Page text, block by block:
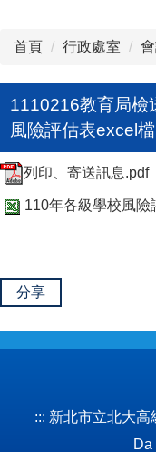
首頁 行政處室
1110216教育局檢
風險評估表excel
列印、寄送訊息.pdf
110年各級學校風
分享
::: 新北市立北大
Da